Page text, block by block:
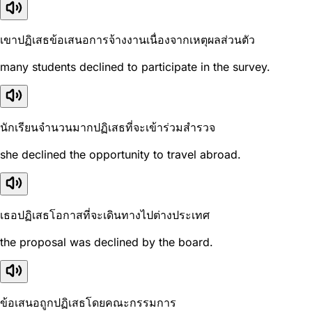
เขาปฏิเสธข้อเสนอการจ้างงานเนื่องจากเหตุผลส่วนตัว
many students declined to participate in the survey.
นักเรียนจำนวนมากปฏิเสธที่จะเข้าร่วมสำรวจ
she declined the opportunity to travel abroad.
เธอปฏิเสธโอกาสที่จะเดินทางไปต่างประเทศ
the proposal was declined by the board.
ข้อเสนอถูกปฏิเสธโดยคณะกรรมการ